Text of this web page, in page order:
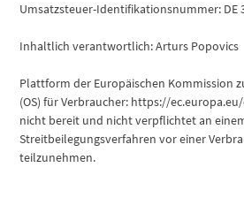
Umsatzsteuer-Identifikationsnummer: DE
Inhaltlich verantwortlich: Arturs Popovics
Plattform der Europäischen Kommission
(OS) für Verbraucher: https://
nicht bereit und nicht verpflichtet an
Streitbeilegungsverfahren vor einer
teilzunehmen.